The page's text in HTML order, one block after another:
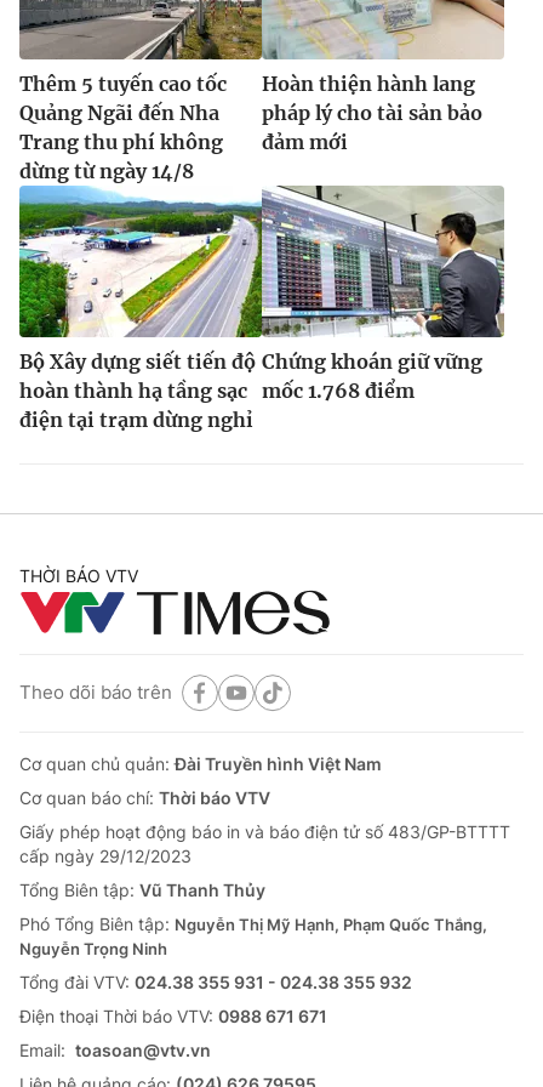
Thêm 5 tuyến cao tốc
Quảng Ngãi đến Nha
Trang thu phí không
dừng từ ngày 14/8
Hoàn thiện hành lang
pháp lý cho tài sản bảo
đảm mới
Bộ Xây dựng siết tiến độ
hoàn thành hạ tầng sạc
điện tại trạm dừng nghỉ
Chứng khoán giữ vững
mốc 1.768 điểm
THỜI BÁO VTV
Theo dõi báo trên
Cơ quan chủ quản:Đài Truyền hình Việt Nam
Cơ quan báo chí: Thời báo VTV
Giấy phép hoạt động báo in và báo điện tử số 483/GP-BTTTT
cấp ngày 29/12/2023
Tổng Biên tập: Vũ Thanh Thủy
Phó Tổng Biên tập: Nguyễn Thị Mỹ Hạnh, Phạm Quốc Thắng,
Nguyễn Trọng Ninh
Tổng đài VTV: 024.38 355 931 - 024.38 355 932
Ðiện thoại Thời báo VTV: 0988 671 671
Email: toasoan@vtv.vn